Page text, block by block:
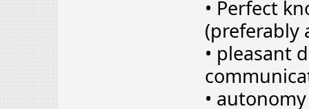
• Perfect
(preferably
• pleasant
•